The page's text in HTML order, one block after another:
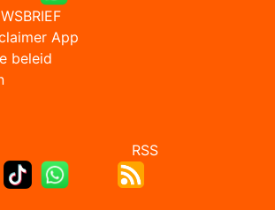
App
beleid
op RSS